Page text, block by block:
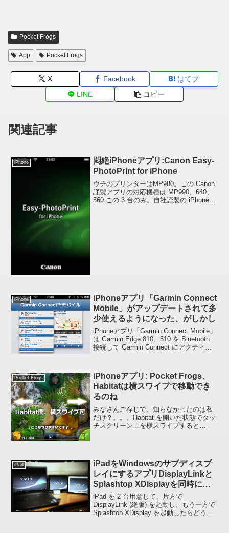
Pocket Frogs
App Pocket Frogs
X Facebook
はてブ
LINE
コピー
関連記事
iPhone
悶絶iPhoneアプリ:Canon Easy-
PhotoPrint for iPhone
ウチのプリンターはMP980。この Canon
謹製アプリの対応機種は MP990、640、
560 この 3 台のみ。自社謹製の iPhone
iPhone
iPhoneアプリ「Garmin Connect
Mobile」がアップデートされて多
少使えるようになった、がしかし
iPhoneアプリ「Garmin Connect Mobile」
は Garmin Edge 810、510 を Bluetooth
接続して Garmin Connect にアクティビ
Pocket Frogs
iPhoneアプリ: Pocket Frogs、
Habitatは横スワイプで移動でき
るのね
みなさんご存じで、知らなかったのは私
だけ？。。。Habitat を開いた状態でタッ
チスクリーン上を横スワイプすると
iPad
iPadをWindowsのサブディスプ
レイにするアプリDisplayLinkと
Splashtop XDisplayを同時に使
ってみた
iPad を 2 台用意して、片方で
DisplayLink (絶版) を起動し、もう一方で
Splashtop XDisplay を起動したらどうな